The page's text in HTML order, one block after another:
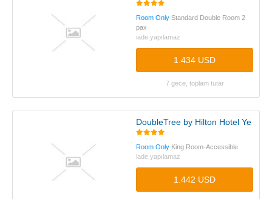
Room Only Standard Double Room 2
pax
iade yapılamaz
1.434 USD
7 gece, toplam tutar
DoubleTree by Hilton Hotel
Room Only King Room-Accessible
iade yapılamaz
1.442 USD